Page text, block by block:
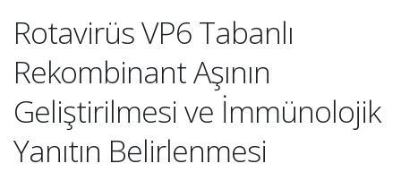
Rotavirüs VP6 Tabanlı
Rekombinant Aşının
Geliştirilmesi ve İmmünolojik
Yanıtın Belirlenmesi